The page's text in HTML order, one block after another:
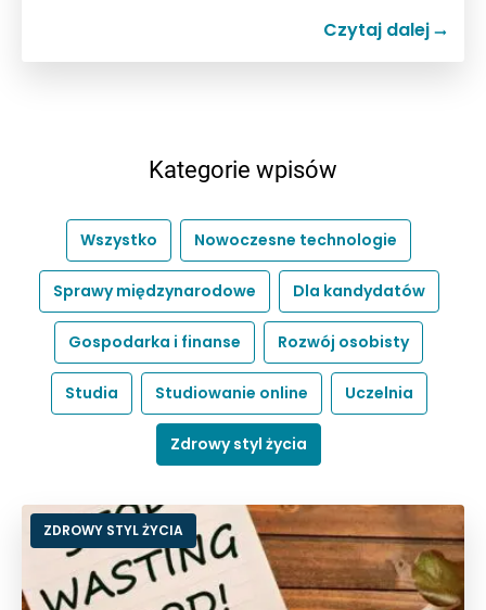
Czytaj dalej
Kategorie wpisów
Wszystko Nowoczesne technologie
Sprawy międzynarodowe Dla kandydatów
Gospodarka i finanse Rozwój osobisty
Studia Studiowanie online Uczelnia
Zdrowy styl życia
ZDROWY STYL ŻYCIA